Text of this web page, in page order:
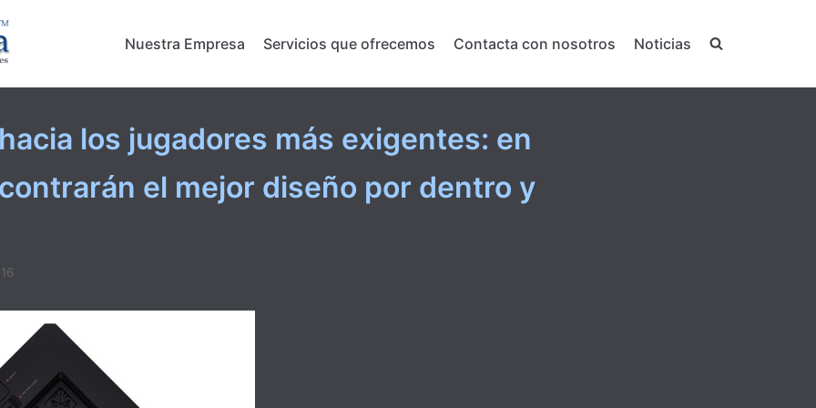
Nuestra Empresa Servicios que ofrecemos Contacta con nosotros Noticias
los jugadores más exigentes: en
el mejor diseño por dentro y